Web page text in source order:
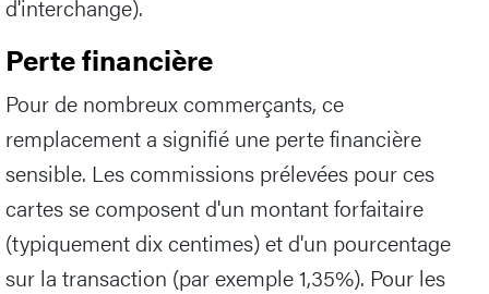
d'interchange).
Perte financière
Pour de nombreux commerçants, ce
remplacement a signifié une perte financière
sensible. Les commissions prélevées pour ces
cartes se composent d'un montant forfaitaire
(typiquement dix centimes) et d'un pourcentage
sur la transaction (par exemple 1,35%). Pour les